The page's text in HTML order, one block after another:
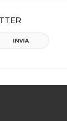
INVIA